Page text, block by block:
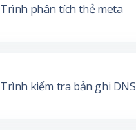
Trình phân tích thẻ meta
Trình kiểm tra bản ghi DNS